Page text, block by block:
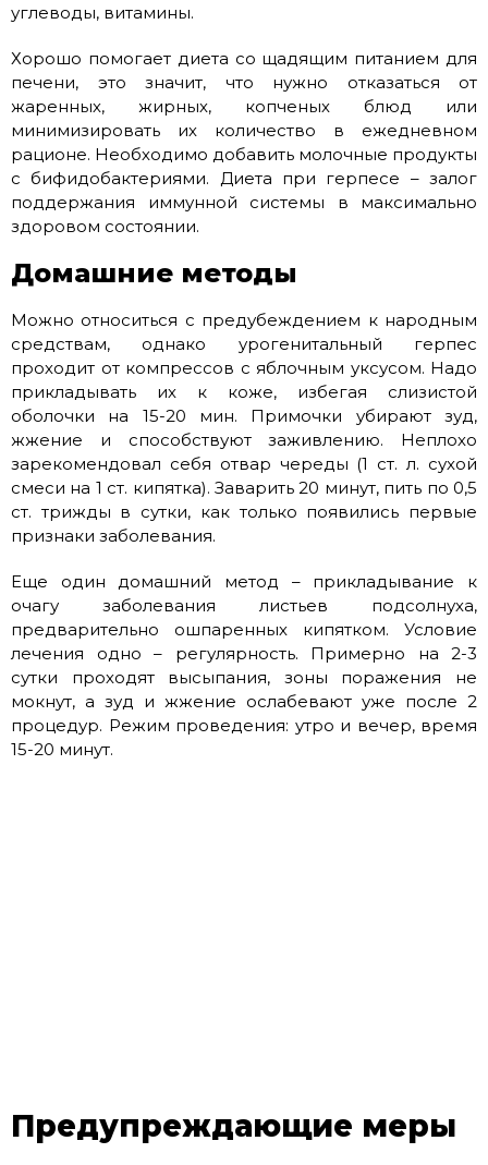
углеводы, витамины.
Хорошо помогает диета со щадящим питанием для
печени, это значит, что нужно отказаться от
жаренных, жирных, копченых блюд или
минимизировать их количество в ежедневном
рационе. Необходимо добавить молочные продукты
с бифидобактериями. Диета при герпесе – залог
поддержания иммунной системы в максимально
здоровом состоянии.
Домашние методы
Можно относиться с предубеждением к народным
средствам, однако урогенитальный герпес
проходит от компрессов с яблочным уксусом. Надо
прикладывать их к коже, избегая слизистой
оболочки на 15-20 мин. Примочки убирают зуд,
жжение и способствуют заживлению. Неплохо
зарекомендовал себя отвар череды (1 ст. л. сухой
смеси на 1 ст. кипятка). Заварить 20 минут, пить по 0,5
ст. трижды в сутки, как только появились первые
признаки заболевания.
Еще один домашний метод – прикладывание к
очагу заболевания листьев подсолнуха,
предварительно ошпаренных кипятком. Условие
лечения одно – регулярность. Примерно на 2-3
сутки проходят высыпания, зоны поражения не
мокнут, а зуд и жжение ослабевают уже после 2
процедур. Режим проведения: утро и вечер, время
15-20 минут.
Предупреждающие меры